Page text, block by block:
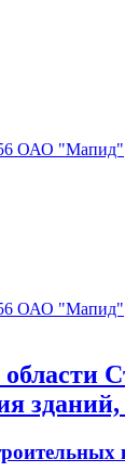
ОАО "Мапид"
ОАО "Мапид"